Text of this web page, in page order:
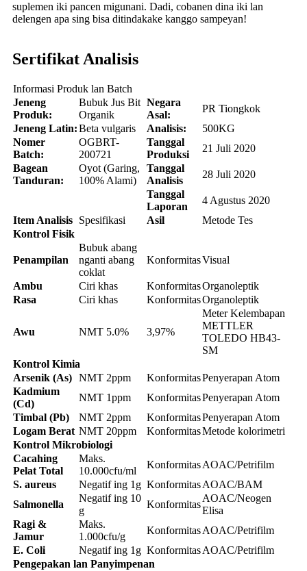
suplemen iki pancen migunani. Dadi, cobanen dina iki lan
delengen apa sing bisa ditindakake kanggo sampeyan!
Sertifikat Analisis
Informasi Produk lan Batch
Jeneng
Produk:
Bubuk Jus Bit
Organik
Negara
Asal:
PR Tiongkok
Jeneng Latin:Beta vulgaris Analisis:
500KG
Nomer
Batch:
OGBRT-
200721
Tanggal
Produksi
21 Juli 2020
Bagean
Tanduran:
Oyot (Garing,
100% Alami)
Tanggal
Analisis
28 Juli 2020
Tanggal
Laporan
4 Agustus 2020
Item Analisis Spesifikasi Asil
Metode Tes
Kontrol Fisik
Penampilan
Bubuk abang
nganti abang
coklat
KonformitasVisual
Ambu Ciri khas KonformitasOrganoleptik
Rasa
Ciri khas KonformitasOrganoleptik
Awu NMT 5.0% 3,97%
Meter Kelembapan
METTLER
TOLEDO HB43-
SM
Kontrol Kimia
Arsenik (As) NMT 2ppm KonformitasPenyerapan Atom
Kadmium
(Cd)
NMT 1ppm KonformitasPenyerapan Atom
Timbal (Pb)
NMT 2ppm KonformitasPenyerapan Atom
Logam Berat NMT 20ppm KonformitasMetode kolorimetri
Kontrol Mikrobiologi
Cacahing
Pelat Total
Maks.
10.000cfu/ml
KonformitasAOAC/Petrifilm
S. aureus
Negatif ing 1g KonformitasAOAC/BAM
Salmonella
Negatif ing 10
g
Konformitas
AOAC/Neogen
Elisa
Ragi &
Jamur
Maks.
1.000cfu/g
KonformitasAOAC/Petrifilm
E. Coli
Negatif ing 1g KonformitasAOAC/Petrifilm
Pengepakan lan Panyimpenan